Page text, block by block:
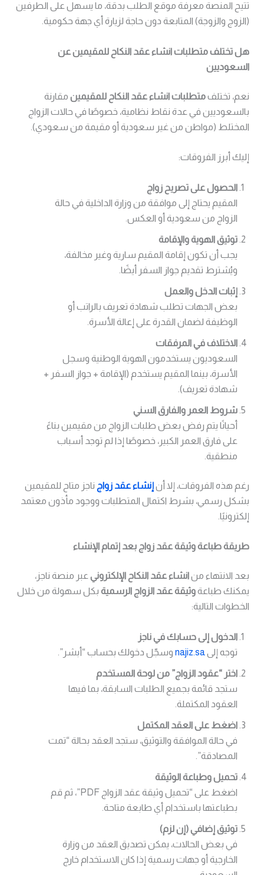
تتيح المنصة معرفة موقع الطلب بدقة، ما يسهل على الطرفين
(الزوج والزوجة) المتابعة دون حاجة لزيارة أي جهة حكومية.
هل تختلف متطلبات انشاء عقد النكاح للمقيمين عن
السعوديين
نعم، تختلفمتطلبات انشاء عقد النكاح للمقيمينمقارنة
بالسعوديين في عدة نقاط نظامية، خصوصًا في حالات الزواج
المختلط (مواطن من غير سعودية أو مقيمة من سعودي).
إليك أبرز الفروقات:
الحصول على تصريح زواج
المقيم يحتاج إلى موافقة من وزارة الداخلية في حالة
الزواج من سعودية أو العكس.
توثيق الهوية والإقامة
يجب أن تكون إقامة المقيم سارية وغير مخالفة،
ويُشترط تقديم جواز السفر أيضًا.
إثبات الدخل والعمل
بعض الجهات تطلب شهادة تعريف بالراتب أو
الوظيفة لضمان القدرة على إعالة الأسرة.
الاختلاف في المرفقات
السعوديون يستخدمون الهوية الوطنية وسجل
الأسرة، بينما المقيم يستخدم (الإقامة + جواز السفر +
شهادة تعريف).
شروط العمر والفارق السني
أحيانًا يتم رفض بعض طلبات الزواج من مقيمين بناءً
على فارق العمر الكبير، خصوصًا إذا لم توجد أسباب
منطقية.
رغم هذه الفروقات، إلا أنإنشاء عقد زواج ناجز متاح للمقيمين
بشكل رسمي، بشرط اكتمال المتطلبات ووجود مأذون معتمد
إلكترونيًا.
طريقة طباعة وثيقة عقد زواج بعد إتمام الإنشاء
بعد الانتهاء من انشاء عقد النكاح الإلكترونيعبر منصة ناجز،
يمكنك طباعةوثيقة عقد الزواج الرسميةبكل سهولة من خلال
الخطوات التالية:
الدخول إلى حسابك في ناجز
توجه إلىnajiz.saوسجّل دخولك بحساب “أبشر”.
اختر “عقود الزواج” من لوحة المستخدم
ستجد قائمة بجميع الطلبات السابقة، بما فيها
العقود المكتملة.
اضغط على العقد المكتمل
في حالة الموافقة والتوثيق، ستجد العقد بحالة “تمت
المصادقة”.
تحميل وطباعة الوثيقة
اضغط على “تحميل وثيقة عقد الزواج PDF”، ثم قم
بطباعتها باستخدام أي طابعة متاحة.
توثيق إضافي (إن لزم)
في بعض الحالات، يمكن تصديق العقد من وزارة
الخارجية أو جهات رسمية إذا كان الاستخدام خارج